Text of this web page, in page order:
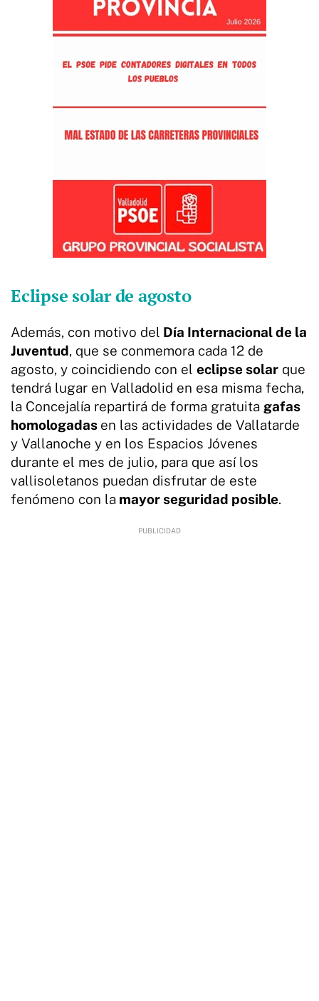
Eclipse solar de agosto
Además, con motivo del Día Internacional de la
Juventud, que se conmemora cada 12 de
agosto, y coincidiendo con el eclipse solar que
tendrá lugar en Valladolid en esa misma fecha,
la Concejalía repartirá de forma gratuita gafas
homologadas en las actividades de Vallatarde
y Vallanoche y en los Espacios Jóvenes
durante el mes de julio, para que así los
vallisoletanos puedan disfrutar de este
fenómeno con la mayor seguridad posible.